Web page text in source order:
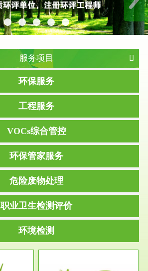
服务项目
环保服务
工程服务
VOCs综合管控
环保管家服务
危险废物处理
职业卫生检测评价
环境检测